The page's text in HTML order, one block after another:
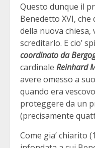
Questo dunque il
Benedetto XVI,
della nuova
screditarlo. E cio’
coordinato da
cardinale Reinhard
avere omesso a
quando era
proteggere da un
(precisamente
Come gia’ chiarito